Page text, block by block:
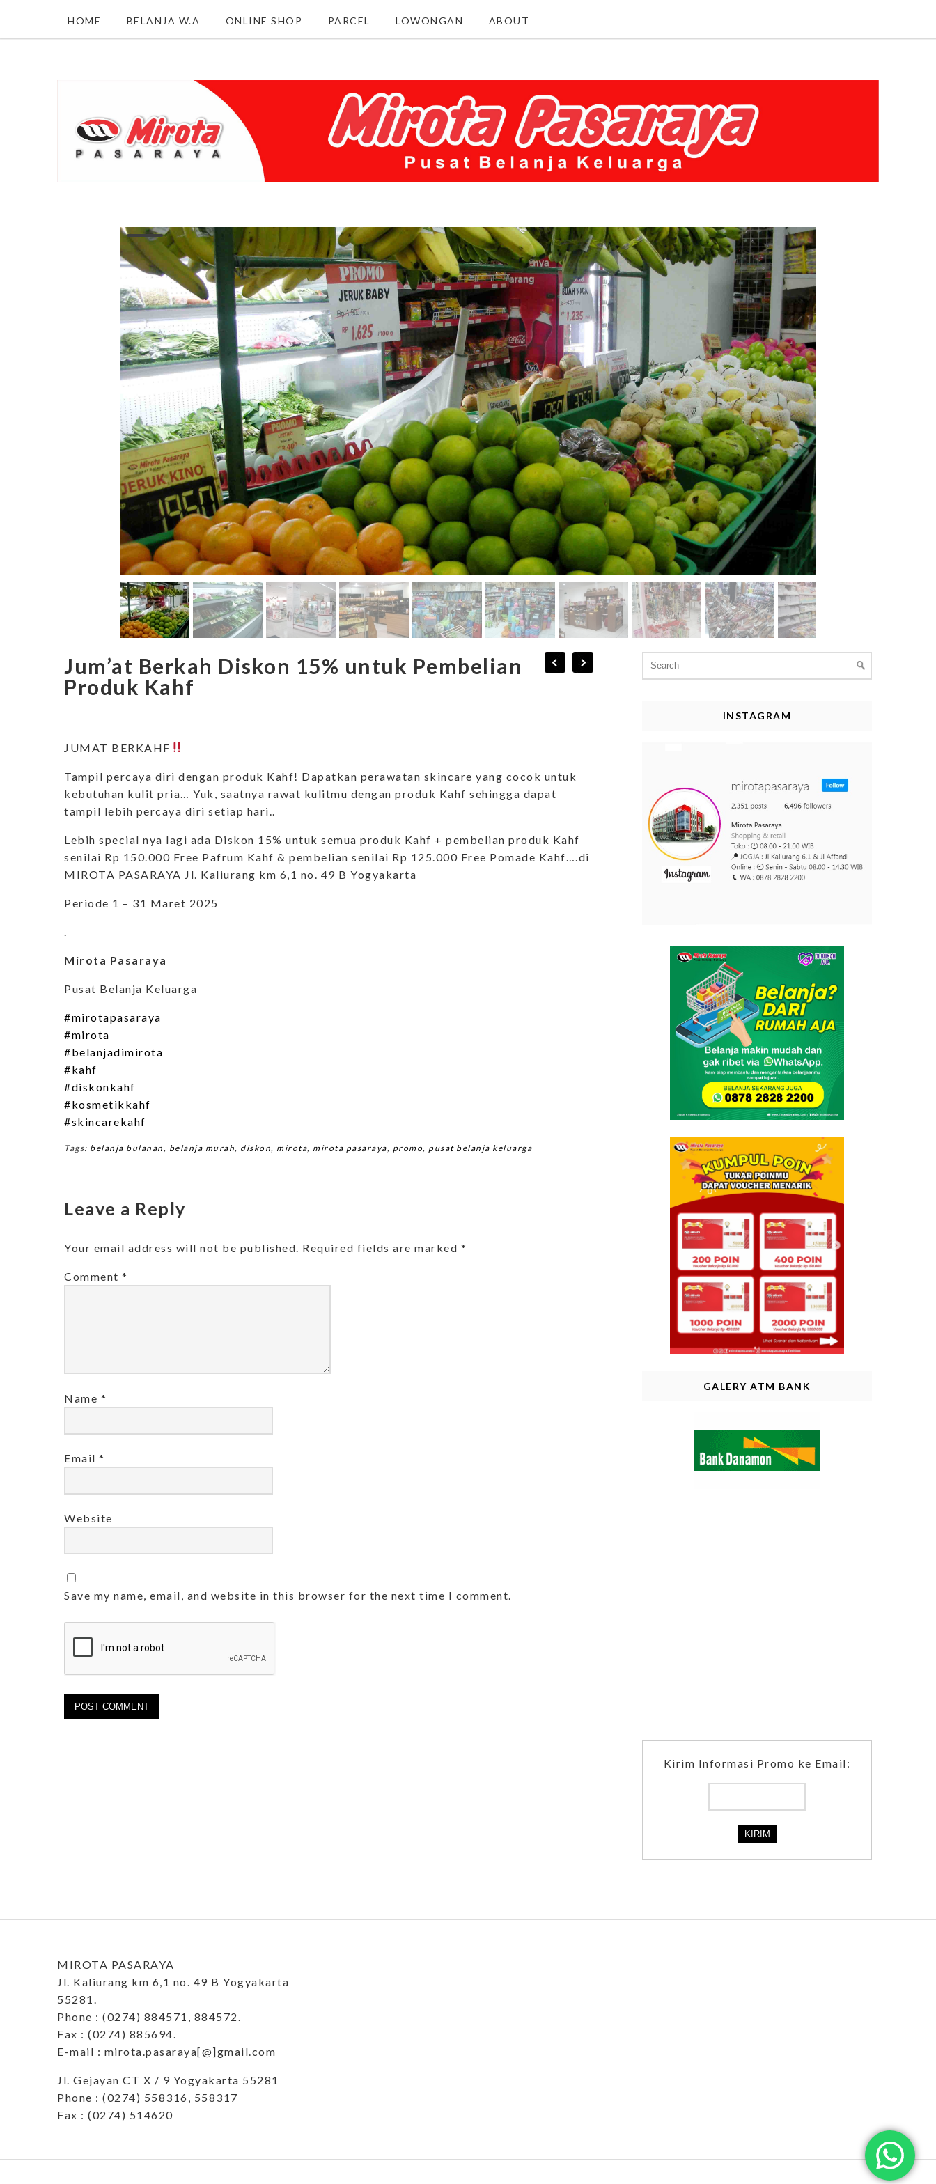
HOME BELANJA W.A ONLINE SHOP PARCEL LOWONGAN ABOUT
Jum’at Berkah Diskon 15% untuk Pembelian
Produk Kahf
JUMAT BERKAHF
Tampil percaya diri dengan produk Kahf! Dapatkan perawatan skincare yang cocok untuk
kebutuhan kulit pria… Yuk, saatnya rawat kulitmu dengan produk Kahf sehingga dapat
tampil lebih percaya diri setiap hari..
Lebih special nya lagi ada Diskon 15% untuk semua produk Kahf + pembelian produk Kahf
senilai Rp 150.000 Free Pafrum Kahf & pembelian senilai Rp 125.000 Free Pomade Kahf….di
MIROTA PASARAYA Jl. Kaliurang km 6,1 no. 49 B Yogyakarta
Periode 1 – 31 Maret 2025
Mirota Pasaraya
Pusat Belanja Keluarga
#mirotapasaraya
#mirota
#belanjadimirota
#kahf
#diskonkahf
#kosmetikkahf
#skincarekahf
Tags: belanja bulanan , belanja murah, diskon, mirota, mirota pasaraya, promo, pusat belanja keluarga
Leave a Reply
Your email address will not be published. Required fields are marked *
Comment *
Name *
Email *
Website
Save my name, email, and website in this browser for the next time I comment.
for:
INSTAGRAM
GALERY ATM BANK
Kirim Informasi Promo ke Email:
MIROTA PASARAYA
Jl. Kaliurang km 6,1 no. 49 B Yogyakarta
55281.
Phone : (0274) 884571, 884572.
Fax : (0274) 885694.
E-mail : mirota.pasaraya[@]gmail.com
Jl. Gejayan CT X / 9 Yogyakarta 55281
Phone : (0274) 558316, 558317
Fax : (0274) 514620